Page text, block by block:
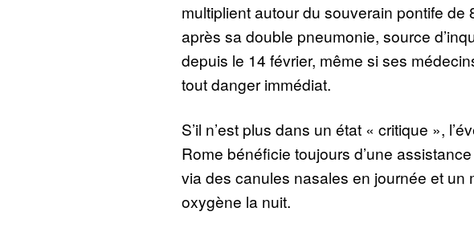
multiplient autour du souverain pontife de
après sa double pneumonie, source
depuis le 14 février, même si ses
tout danger immédiat.
S’il n’est plus dans un état « critique »,
Rome bénéficie toujours d’une
via des canules nasales en journée et un
oxygène la nuit.